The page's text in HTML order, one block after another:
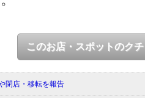
このお店・スポットのク
閉店・移転を報告